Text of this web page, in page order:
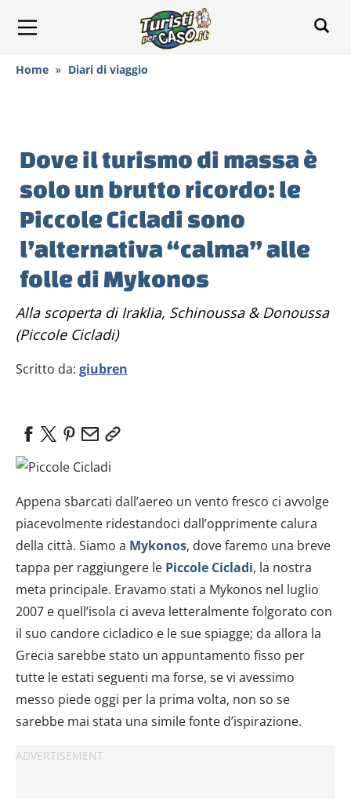
Home » Diari di viaggio
Dove il turismo di massa è
solo un brutto ricordo: le
Piccole Cicladi sono
l’alternativa “calma” alle
folle di Mykonos
alla scoperta di Iraklia, Schinoussa & Donoussa
(Piccole Cicladi)
Scritto da: giubren
Appena sbarcati dall’aereo un vento fresco ci avvolge
piacevolmente ridestandoci dall’opprimente calura
della città. Siamo a Mykonos, dove faremo una breve
tappa per raggiungere le Piccole Cicladi, la nostra
meta principale. Eravamo stati a Mykonos nel luglio
2007 e quell’isola ci aveva letteralmente folgorato con
il suo candore cicladico e le sue spiagge; da allora la
Grecia sarebbe stato un appuntamento fisso per
tutte le estati seguenti ma forse, se vi avessimo
messo piede oggi per la prima volta, non so se
sarebbe mai stata una simile fonte d’ispirazione.